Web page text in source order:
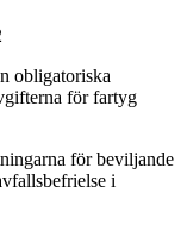
obligatoriska
för fartyg
för beviljande
i